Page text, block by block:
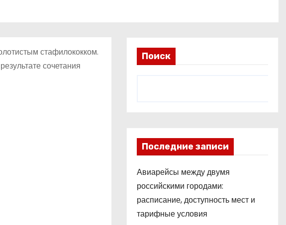
стафилококком.
сочетания
Поиск
Последние записи
Авиарейсы между двумя
российскими городами:
расписание, доступность мест и
тарифные условия